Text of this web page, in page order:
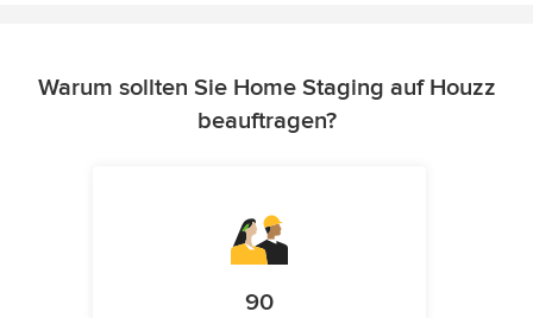
Warum sollten Sie Home Staging auf Houzz
beauftragen?
90